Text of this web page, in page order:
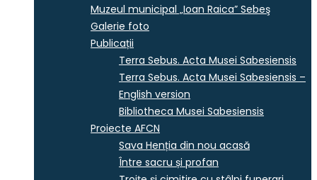
Muzeul municipal „Ioan Raica” Sebeş
Galerie foto
Publicații
Terra Sebus. Acta Musei Sabesiensis
Terra Sebus. Acta Musei Sabesiensis –
English version
Bibliotheca Musei Sabesiensis
Proiecte AFCN
Sava Henția din nou acasă
Între sacru și profan